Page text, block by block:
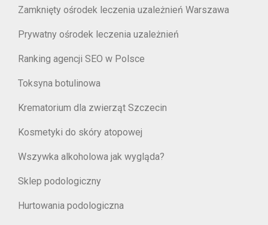
Zamknięty ośrodek leczenia uzależnień Warszawa
Prywatny ośrodek leczenia uzależnień
Ranking agencji SEO w Polsce
Toksyna botulinowa
Krematorium dla zwierząt Szczecin
Kosmetyki do skóry atopowej
Wszywka alkoholowa jak wygląda?
Sklep podologiczny
Hurtowania podologiczna